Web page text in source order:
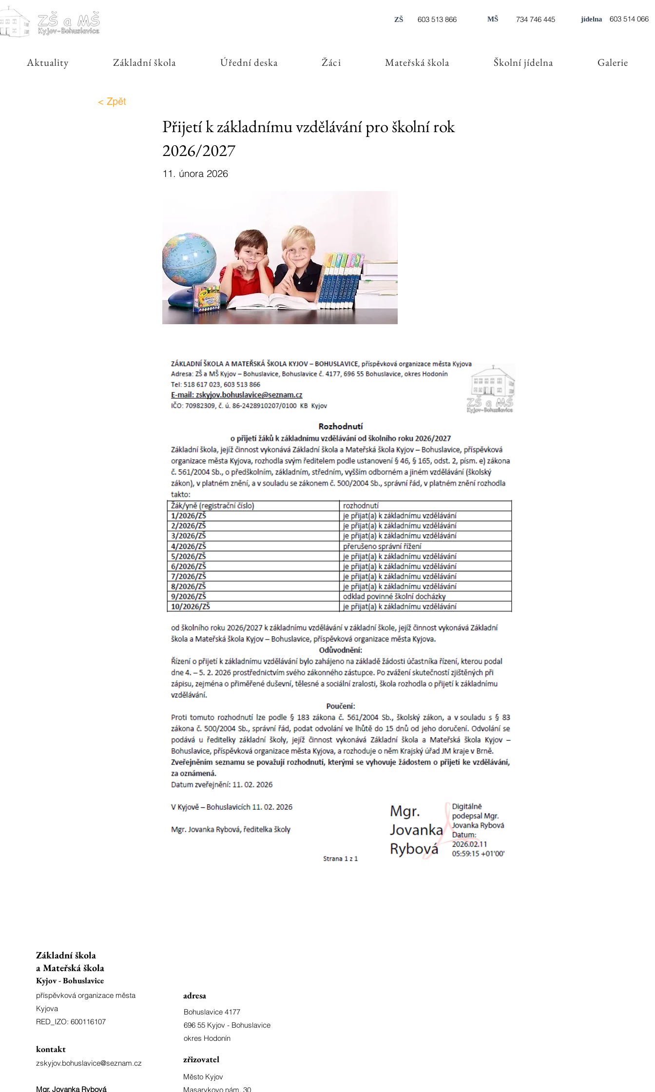
ZŠ 603 513 866 MŠ 734 746 445 jídelna 603 514 066
Aktuality Základní škola Úřední deska Žáci Mateřská škola Školní jídelna Galerie
< Zpět
Přijetí k základnímu vzdělávání pro školní rok
2026/2027
11. února 2026
Základní škola
a Mateřská škola
Kyjov - Bohuslavice
příspěvková organizace města
Kyjova
RED_IZO: 600116107
kontakt
zskyjov.bohuslavice@seznam.cz
Mgr. Jovanka Rybová
adresa
Bohuslavice 4177
696 55 Kyjov - Bohuslavice
okres Hodonín
zřizovatel
Město Kyjov
Masarykovo nám. 30